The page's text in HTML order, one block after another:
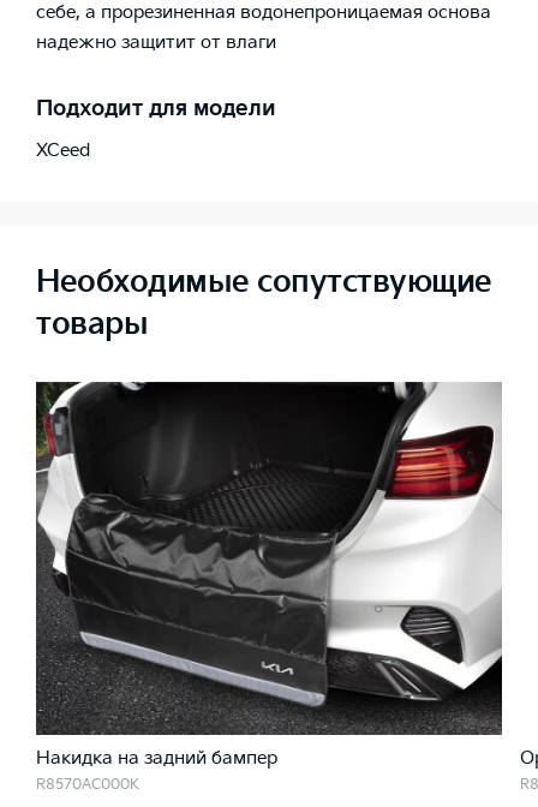
себе, а прорезиненная водонепроницаемая основа
надежно защитит от влаги
Подходит для модели
XCeed
Необходимые сопутствующие
товары
Накидка на задний бампер
R8570AC000K